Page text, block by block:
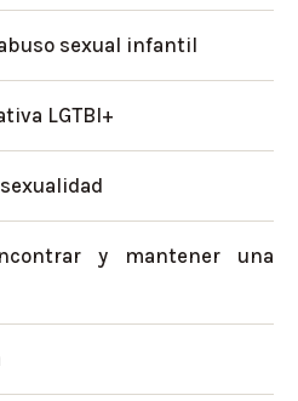
sexual infantil
LGTBI+
y mantener una